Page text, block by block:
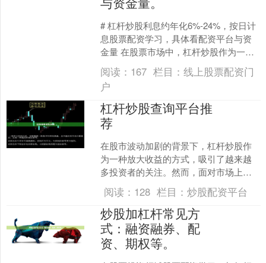
# 杠杆炒股利息约年化6%-24%，按日计
息股票配资学习，具体看配资平台与资
金量 在股票市场中，杠杆炒股作为一种
放大收益的投资方式，受到不少投资者
的关注。其中，....
阅读： 167 栏目：线上股票配资门
户
杠杆炒股查询平台推
荐
在股市波动加剧的背景下，杠杆炒股作
为一种放大收益的方式，吸引了越来越
多投资者的关注。然而，面对市场上众
多的配资平台，如何选择一家安全、透
明且功能完善的查询平台，....
阅读： 128 栏目： 炒股配资平台
炒股加杠杆常见方
式：融资融券、配
资、期权等。